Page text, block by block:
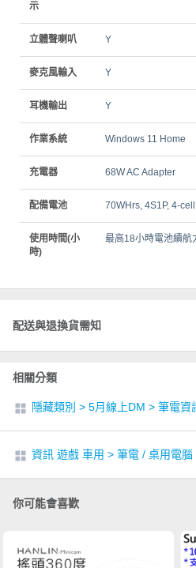
示
立體聲喇叭 Y
麥克風輸入 Y
耳機輸出 Y
作業系統 Windows 11 Home
充電器 68W AC Adapter
配備電池 70WHrs, 4S1P, 4-
使用時間(小
時)
最高18小時電池續航
配送與退換貨需知
相關分類
隱藏類別 > 5月線上DM > 筆電資
資訊 遊戲 車用 > 筆電 / 桌用電腦
你可能會喜歡